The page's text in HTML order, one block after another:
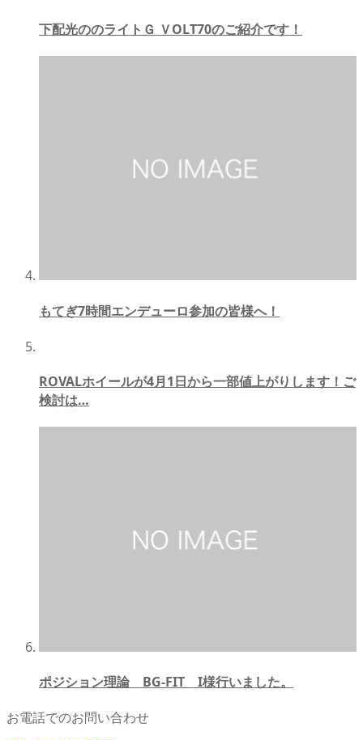
下配光ののライトＧ ＶOLT70のご紹介です！
もてぎ7時間エンデューロ参加の皆様へ！
ROVALホイールが4月1日から一部値上がりします！ご
検討は…
ポジション理論 BG-FIT I様行いました。
お電話でのお問い合わせ